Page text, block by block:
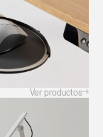
Ver productos